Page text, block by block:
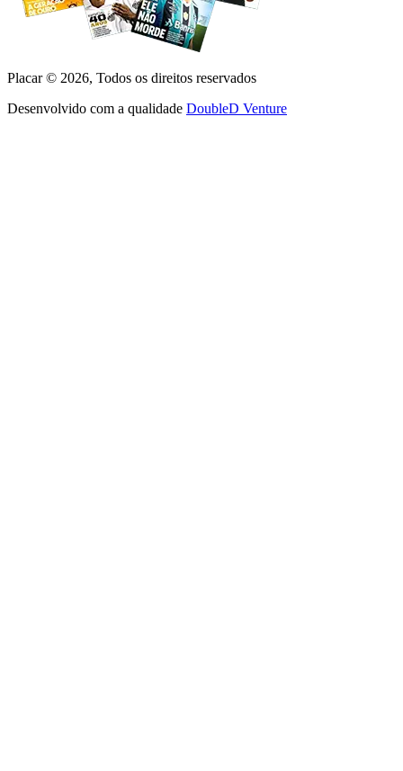
Placar © 2026, Todos os direitos reservados
Desenvolvido com a qualidade DoubleD Venture